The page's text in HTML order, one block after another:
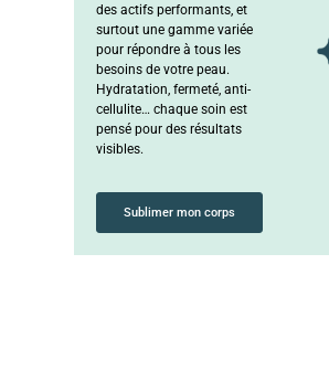
des actifs performants, et
surtout une gamme variée
pour répondre à tous les
besoins de votre peau.
Hydratation, fermeté, anti-
cellulite… chaque soin est
pensé pour des résultats
visibles.
Sublimer mon corps